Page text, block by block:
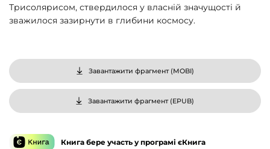
Трисолярисом, ствердилося у власній значущості й
зважилося зазирнути в глибини космосу.
Завантажити фрагмент (MOBI)
Завантажити фрагмент (EPUB)
Книга бере участь у програмі єКнига